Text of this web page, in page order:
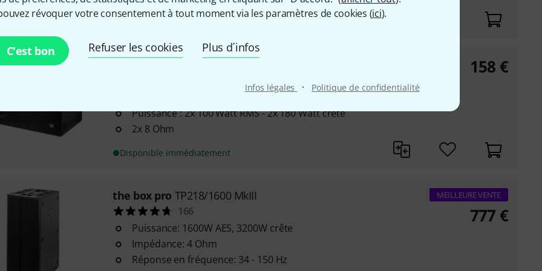
révoquer votre consentement à tout moment via les paramètres de cookies (ici).
C'est bon Refuser les cookies Plus d´infos
Infos légales · Politique de confidentialité
crête
Puissance : 2x 100 Watt RMS - 2x 180 Watt crête
2x 8 Ohm
Disponible immédiatement
158 €
the box pro TP218/1600 MkIII
166
Puissance: 1600W AES, 3200W crête
Impédance: 4 Ohm
Réponse en fréquence: 34 - 150 Hz
MEILLEURE VENTE
777 €